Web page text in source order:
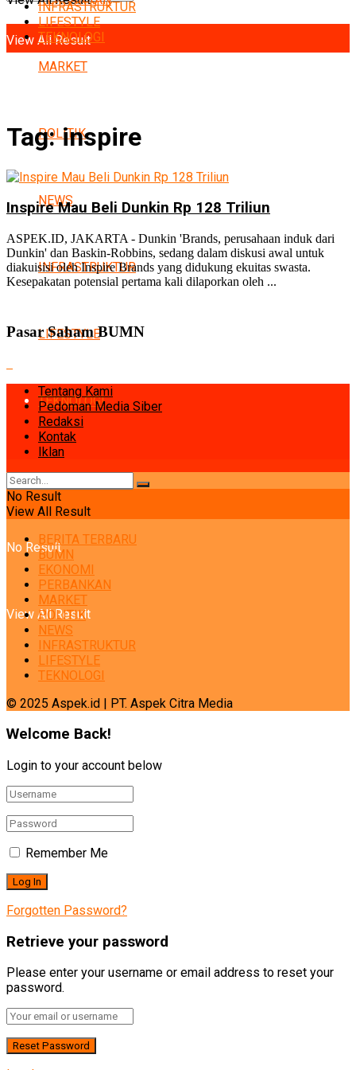
No Result
View All Result
MARKET
POLITIK
NEWS
INFRASTRUKTUR
LIFESTYLE
TEKNOLOGI
No Result
View All Result
INFRASTRUKTUR
LIFESTYLE
TEKNOLOGI
Tag:inspire
Inspire Mau Beli Dunkin Rp 128 Triliun
ASPEK.ID, JAKARTA - Dunkin 'Brands, perusahaan induk dari
Dunkin' dan Baskin-Robbins, sedang dalam diskusi awal untuk
diakuisisi oleh Inspire Brands yang didukung ekuitas swasta.
Kesepakatan potensial pertama kali dilaporkan oleh ...
Pasar Saham BUMN
Tentang Kami
Pedoman Media Siber
Redaksi
Kontak
Iklan
No Result
View All Result
BERITA TERBARU
BUMN
EKONOMI
PERBANKAN
MARKET
POLITIK
NEWS
INFRASTRUKTUR
LIFESTYLE
TEKNOLOGI
© 2025 Aspek.id | PT. Aspek Citra Media
Welcome Back!
Login to your account below
Remember Me
Forgotten Password?
Retrieve your password
Please enter your username or email address to reset your
password.